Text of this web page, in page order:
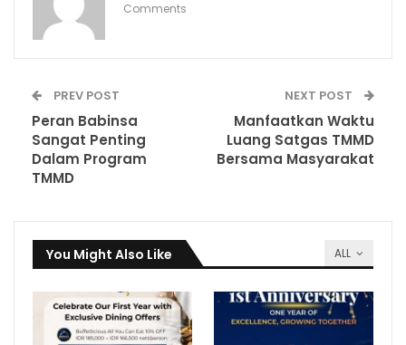
Comments
PREV POST
Peran Babinsa
Sangat Penting
Dalam Program
TMMD
NEXT POST
Manfaatkan Waktu
Luang Satgas TMMD
Bersama Masyarakat
ALL
You Might Also Like